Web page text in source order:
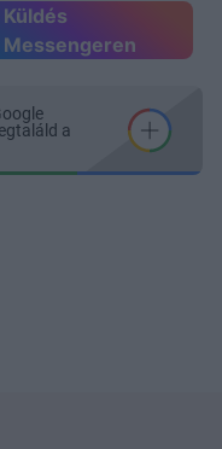
Küldés
Messengeren
a